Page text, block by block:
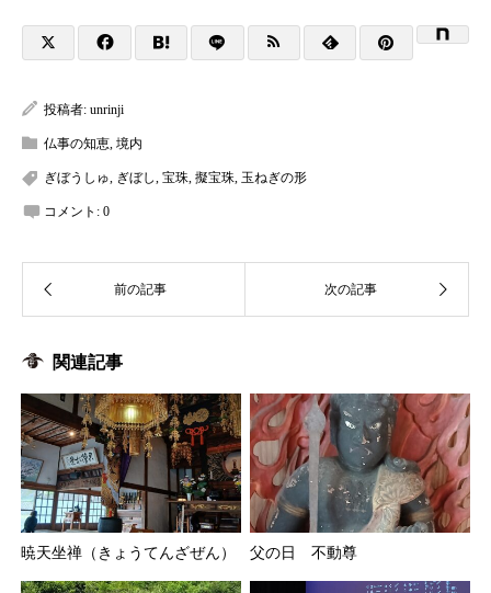
投稿者: unrinji
仏事の知恵, 境内
ぎぼうしゅ, ぎぼし, 宝珠, 擬宝珠, 玉ねぎの形
コメント: 0
関連記事
暁天坐禅（きょうてんざぜん） 父の日 不動尊